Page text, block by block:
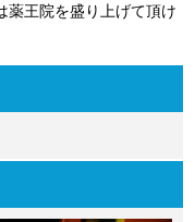
薬王院を盛り上げて頂け